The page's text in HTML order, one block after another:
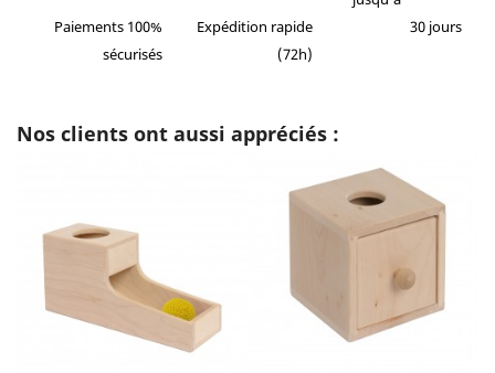
Paiements 100%
sécurisés
Expédition rapide
(72h)
30 jours
Nos clients ont aussi appréciés :